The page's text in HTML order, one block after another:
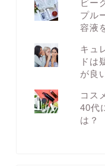
ビー
プル
容液
キュ
ドは
が良
コス
40代
は？